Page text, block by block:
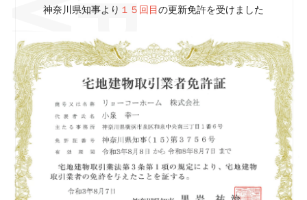
神奈川県知事より １５回目の更新免許を受けました